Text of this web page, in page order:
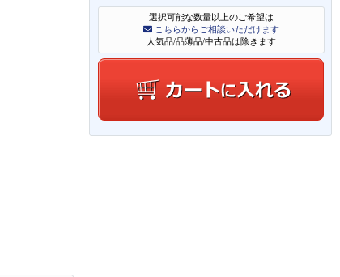
選択可能な数量以上のご希望は
こちらからご相談いただけます
人気品/品薄品/中古品は除きます